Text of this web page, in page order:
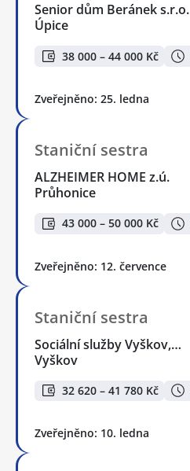
Senior dům Beránek s.r.o.
Úpice
38 000 – 44 000 Kč
Zveřejněno: 25. ledna
Staniční sestra
ALZHEIMER HOME z.ú.
Průhonice
43 000 – 50 000 Kč
Zveřejněno: 12. července
Staniční sestra
Sociální služby Vyškov,…
Vyškov
32 620 – 41 780 Kč
Zveřejněno: 10. ledna